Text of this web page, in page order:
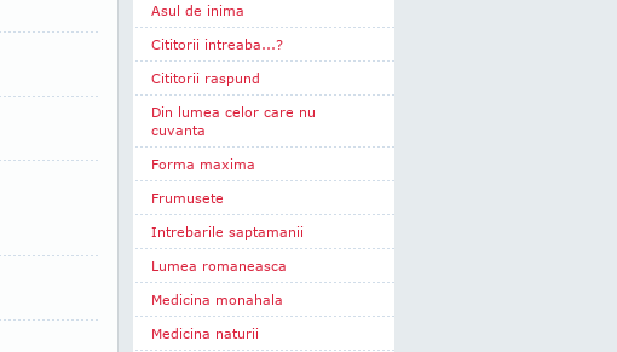
Asul de inima
Cititorii intreaba...?
Cititorii raspund
Din lumea celor care nu
cuvanta
Forma maxima
Frumusete
Intrebarile saptamanii
Lumea romaneasca
Medicina monahala
Medicina naturii